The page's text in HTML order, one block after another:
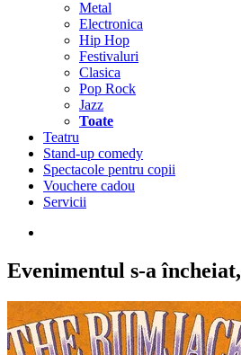
Metal
Electronica
Hip Hop
Festivaluri
Clasica
Pop Rock
Jazz
Toate
Teatru
Stand-up comedy
Spectacole pentru copii
Vouchere cadou
Servicii
Evenimentul s-a încheiat,